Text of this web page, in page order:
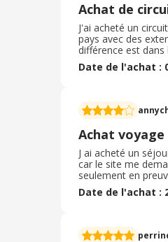
Achat de
J'ai acheté un
pays avec des
différence est
de la réservation
J'ai bénéficié d'une
Date de l'achat :
Achat voyage
J ai acheté un
car le site me
seulement en
prouve que tu a
une solution avec
Date de l'achat :